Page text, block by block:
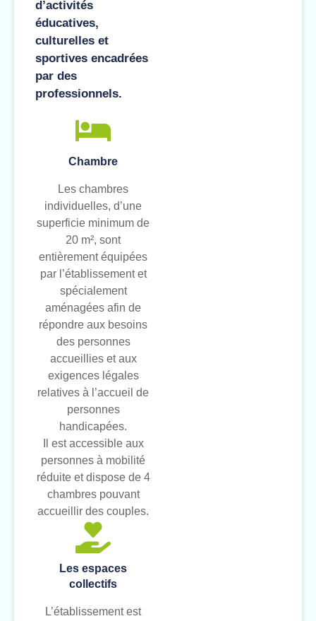
d’activités
éducatives,
culturelles et
sportives encadrées
par des
professionnels.
Chambre
Les chambres
individuelles, d’une
superficie minimum de
20 m², sont
entièrement équipées
par l’établissement et
spécialement
aménagées afin de
répondre aux besoins
des personnes
accueillies et aux
exigences légales
relatives à l’accueil de
personnes
handicapées.
Il est accessible aux
personnes à mobilité
réduite et dispose de 4
chambres pouvant
accueillir des couples.
Les espaces
collectifs
L’établissement est